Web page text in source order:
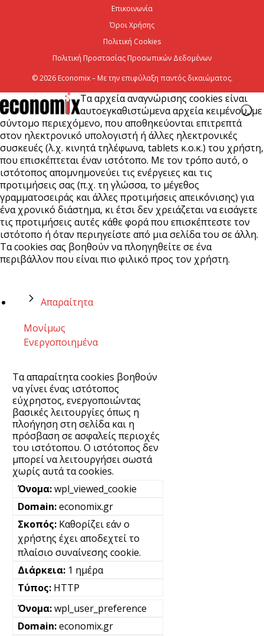
Viohalco: Ισχυρές επιδόσεις το πρώτο εξάμηνο του
Επικοινωνία
Όροι Χρήσης
Πολιτική Cookies
Πολιτική Προστασίας Προσωπικών Δεδομένων
© 2026 Economix – Με την επιφύλαξη παντός δικαιώματος.
Τα αρχεία αναγνώρισης cookies είναι
αυτοεγκαθιστώμενα αρχεία κειμένου, με
σύντομο περιεχόμενο, που αποθηκεύονται επιτρεπτά
στον ηλεκτρονικό υπολογιστή ή άλλες ηλεκτρονικές
συσκευές (λ.χ. κινητά τηλέφωνα, tablets κ.ο.κ.) του χρήστη,
που επισκέπτεται έναν ιστότοπο. Με τον τρόπο αυτό, ο
ιστότοπος απομνημονεύει τις ενέργειες και τις
προτιμήσεις σας (π.χ. τη γλώσσα, το μέγεθος
γραμματοσειράς και άλλες προτιμήσεις απεικόνισης) για
ένα χρονικό διάστημα, κι έτσι δεν χρειάζεται να εισάγετε
τις προτιμήσεις αυτές κάθε φορά που επισκέπτεστε τον
ιστότοπο ή όταν περιηγείστε από μια σελίδα του σε άλλη.
Τα cookies σας βοηθούν να πλοηγηθείτε σε ένα
περιβάλλον που είναι πιο φιλικό προς τον χρήστη.
Απαραίτητα
Μονίμως
Ενεργοποιημένα
Τα απαραίτητα cookies βοηθούν
να γίνει ένας ιστότοπος
εύχρηστος, ενεργοποιώντας
βασικές λειτουργίες όπως η
πλοήγηση στη σελίδα και η
πρόσβαση σε ασφαλείς περιοχές
του ιστότοπου. Ο ιστότοπος δεν
μπορεί να λειτουργήσει σωστά
χωρίς αυτά τα cookies.
wpl_viewed_cookie
economix.gr
Καθορίζει εάν ο
χρήστης έχει αποδεχτεί το
πλαίσιο συναίνεσης cookie.
1 ημέρα
HTTP
wpl_user_preference
economix.gr